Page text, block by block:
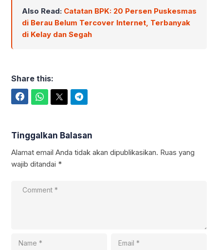
Also Read: Catatan BPK: 20 Persen Puskesmas
di Berau Belum Tercover Internet, Terbanyak
di Kelay dan Segah
Share this:
Tinggalkan Balasan
Alamat email Anda tidak akan dipublikasikan. Ruas yang
wajib ditandai *